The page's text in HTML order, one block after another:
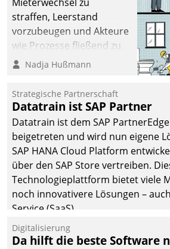
straffen, Leerstand
vorzubeugen und Akteure
wie Prozesse fließend zu
vernetzen, nutzt die
Jahresbeginn eine
Überblick, Einsicht und
Eingriff bietende Lösung.
Zur Entwicklung setzte
man auf
Cloudtechnologie,
bewährte und Startup-
Partner sowie erstmals
agile Projektmethoden.
Nadja Hußmann
Strategische Partnerschaft
Datatrain ist SAP Partner
Datatrain ist dem SAP
beigetreten und wird nun eigene
SAP HANA Cloud Platform
über den SAP Store vertreiben.
Technologieplattform bietet viele
noch innovativere Lösungen –
Service (SaaS).
Digitalisierung
Da hilft die beste Software